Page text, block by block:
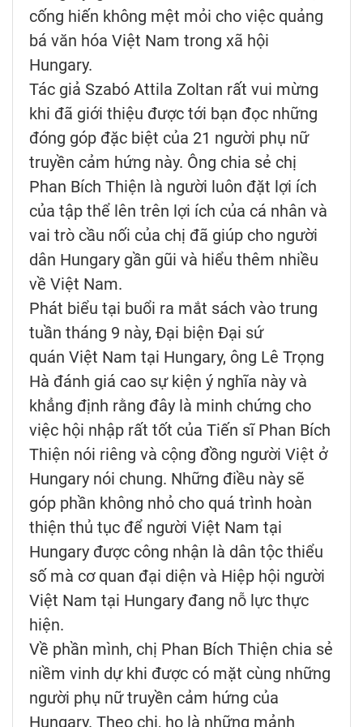
cống hiến không mệt mỏi cho việc quảng
bá văn hóa Việt Nam trong xã hội
Hungary.
Tác giả Szabó Attila Zoltan rất vui mừng
khi đã giới thiệu được tới bạn đọc những
đóng góp đặc biệt của 21 người phụ nữ
truyền cảm hứng này. Ông chia sẻ chị
Phan Bích Thiện là người luôn đặt lợi ích
của tập thể lên trên lợi ích của cá nhân và
vai trò cầu nối của chị đã giúp cho người
dân Hungary gần gũi và hiểu thêm nhiều
về Việt Nam.
Phát biểu tại buổi ra mắt sách vào trung
tuần tháng 9 này, Đại biện Đại sứ
quán Việt Nam tại Hungary, ông Lê Trọng
Hà đánh giá cao sự kiện ý nghĩa này và
khẳng định rằng đây là minh chứng cho
việc hội nhập rất tốt của Tiến sĩ Phan Bích
Thiện nói riêng và cộng đồng người Việt ở
Hungary nói chung. Những điều này sẽ
góp phần không nhỏ cho quá trình hoàn
thiện thủ tục để người Việt Nam tại
Hungary được công nhận là dân tộc thiểu
số mà cơ quan đại diện và Hiệp hội người
Việt Nam tại Hungary đang nỗ lực thực
hiện.
Về phần mình, chị Phan Bích Thiện chia sẻ
niềm vinh dự khi được có mặt cùng những
người phụ nữ truyền cảm hứng của
Hungary. Theo chị, họ là những mảnh